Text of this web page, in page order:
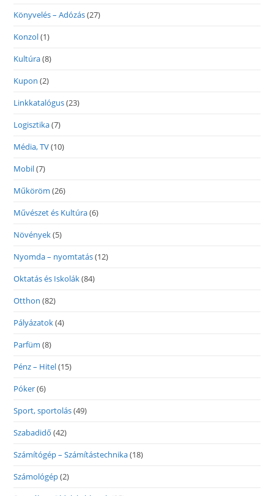
Könyvelés – Adózás(27)
Konzol(1)
Kultúra(8)
Kupon (2)
Linkkatalógus(23)
Logisztika(7)
Média, TV(10)
Mobil(7)
Műköröm (26)
Művészet és Kultúra(6)
Növények(5)
Nyomda – nyomtatás(12)
Oktatás és Iskolák(84)
Otthon (82)
Pályázatok(4)
Parfüm (8)
Pénz – Hitel(15)
Póker(6)
Sport, sportolás(49)
Szabadidő (42)
Számítógép – Számítástechnika(18)
Számológép(2)